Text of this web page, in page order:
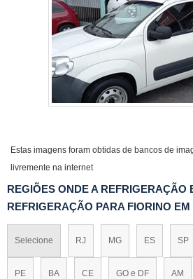
Estas imagens foram obtidas de bancos de
livremente na internet
REGIÕES ONDE A REFRIGERAÇÃO
REFRIGERAÇÃO PARA FIORINO
Selecione RJ MG ES SP
PE BA CE GO e DF AM